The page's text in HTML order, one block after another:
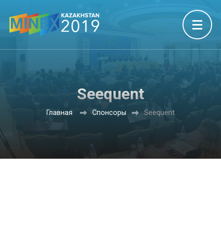
Seequent
Главная Спонсоры Seequent